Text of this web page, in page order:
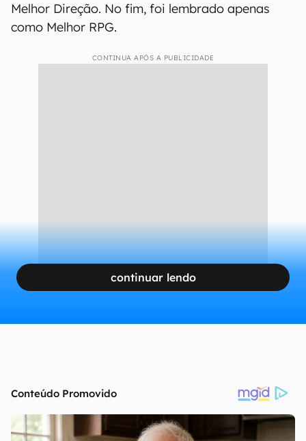
Melhor Direção. No fim, foi lembrado apenas
como Melhor RPG.
CONTINUA APÓS A PUBLICIDADE
continuar lendo